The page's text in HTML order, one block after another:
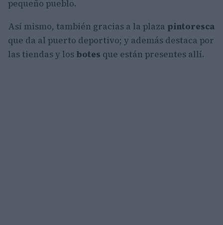
pequeño pueblo.
Así mismo, también gracias a la plaza pintoresca
que da al puerto deportivo; y además destaca por
las tiendas y los botes que están presentes allí.